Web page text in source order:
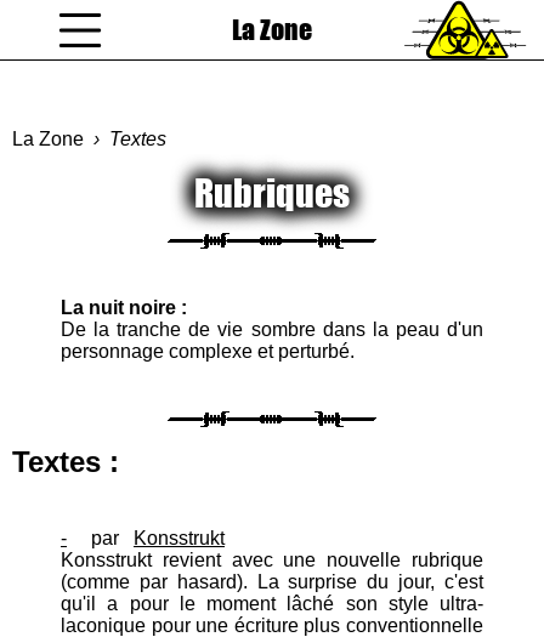
La Zone
La Zone Textes
Rubriques
La nuit noire :
De la tranche de vie sombre dans la peau d'un
personnage complexe et perturbé.
Textes :
- par
Konsstrukt
Konsstrukt revient avec une nouvelle rubrique
(comme par hasard). La surprise du jour, c'est
qu'il a pour le moment lâché son style ultra-
laconique pour une écriture plus conventionnelle